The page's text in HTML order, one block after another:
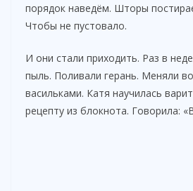
порядок наведём. Шторы
Чтобы не пустовало.
И они стали приходить. Раз в
пыль. Поливали герань. Меняли
васильками. Катя научилась
рецепту из блокнота. Говорила: